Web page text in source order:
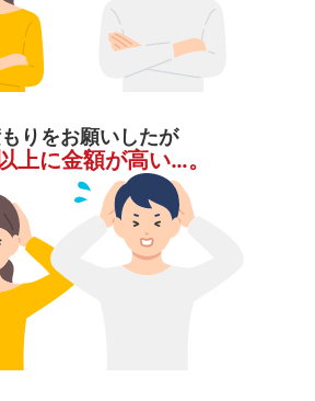
りをお願いしたが
上に金額が高い…。